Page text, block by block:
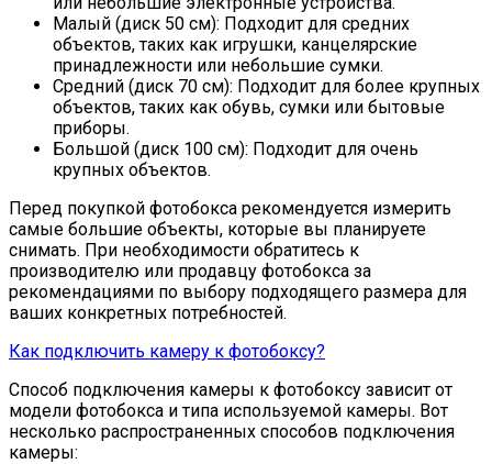
Малый (диск 50 см): Подходит для средних
объектов, таких как игрушки, канцелярские
принадлежности или небольшие сумки.
Средний (диск 70 см): Подходит для более крупных
объектов, таких как обувь, сумки или бытовые
приборы.
Большой (диск 100 см): Подходит для очень
крупных объектов.
Перед покупкой фотобокса рекомендуется измерить
самые большие объекты, которые вы планируете
снимать. При необходимости обратитесь к
производителю или продавцу фотобокса за
рекомендациями по выбору подходящего размера для
ваших конкретных потребностей.
Как подключить камеру к фотобоксу?
Способ подключения камеры к фотобоксу зависит от
модели фотобокса и типа используемой камеры. Вот
несколько распространенных способов подключения
камеры: